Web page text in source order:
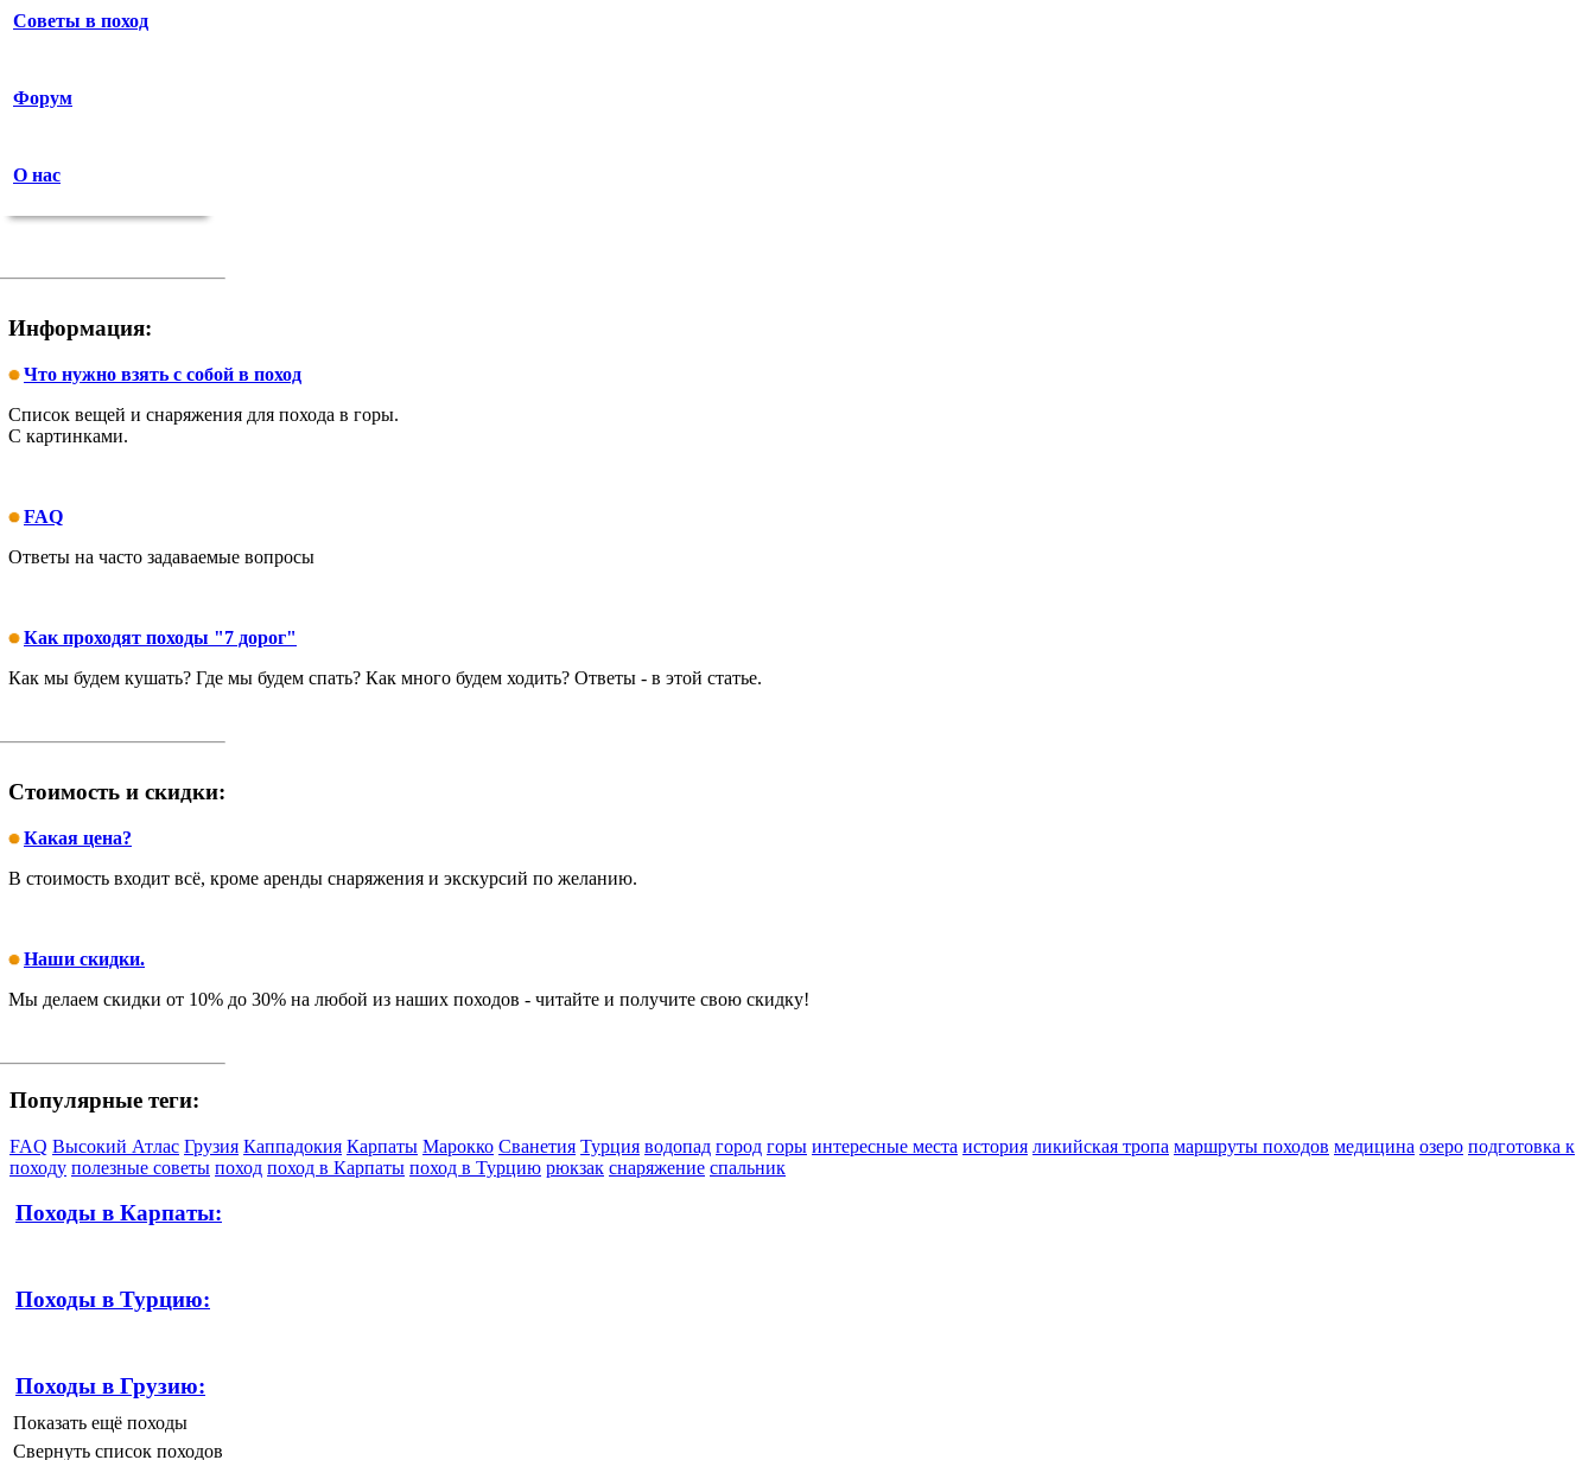
Советы в поход
Форум
О нас
Информация:
Что нужно взять с собой в поход
Список вещей и снаряжения для похода в горы.
С картинками.
FAQ
Ответы на часто задаваемые вопросы
Как проходят походы "7 дорог"
Как мы будем кушать? Где мы будем спать? Как много будем ходить? Ответы - в этой статье.
Стоимость и скидки:
Какая цена?
В стоимость входит всё, кроме аренды снаряжения и экскурсий по желанию.
Наши скидки.
Мы делаем скидки от 10% до 30% на любой из наших походов - читайте и получите свою скидку!
Популярные теги:
FAQ Высокий Атлас Грузия Каппадокия Карпаты Марокко Сванетия Турция водопад город горы интересные места история ликийская тропа маршруты походов медицина озеро подготовка к
походу полезные советы поход поход в Карпаты поход в Турцию рюкзак снаряжение спальник
Походы в Карпаты:
Походы в Турцию:
Походы в Грузию:
Показать ещё походы
Свернуть список походов